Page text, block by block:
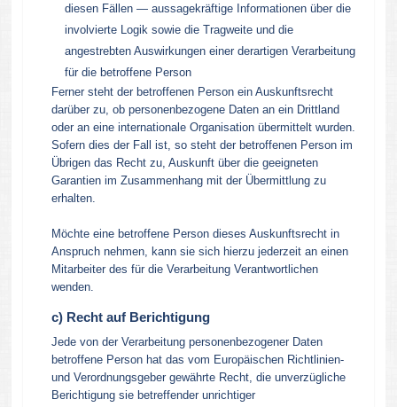
diesen Fällen — aussagekräftige Informationen über die
involvierte Logik sowie die Tragweite und die
angestrebten Auswirkungen einer derartigen Verarbeitung
für die betroffene Person
Ferner steht der betroffenen Person ein Auskunftsrecht
darüber zu, ob personenbezogene Daten an ein Drittland
oder an eine internationale Organisation übermittelt wurden.
Sofern dies der Fall ist, so steht der betroffenen Person im
Übrigen das Recht zu, Auskunft über die geeigneten
Garantien im Zusammenhang mit der Übermittlung zu
erhalten.
Möchte eine betroffene Person dieses Auskunftsrecht in
Anspruch nehmen, kann sie sich hierzu jederzeit an einen
Mitarbeiter des für die Verarbeitung Verantwortlichen
wenden.
c) Recht auf Berichtigung
Jede von der Verarbeitung personenbezogener Daten
betroffene Person hat das vom Europäischen Richtlinien-
und Verordnungsgeber gewährte Recht, die unverzügliche
Berichtigung sie betreffender unrichtiger